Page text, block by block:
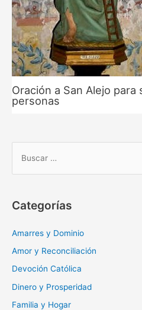
Oración a San Alejo para
personas
r
Categorías
Amarres y Dominio
Amor y Reconciliación
Devoción Católica
Dinero y Prosperidad
Familia y Hogar